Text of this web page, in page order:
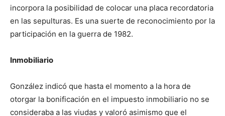
incorpora la posibilidad de colocar una placa recordatoria
en las sepulturas. Es una suerte de reconocimiento por la
participación en la guerra de 1982.
Inmobiliario
González indicó que hasta el momento a la hora de
otorgar la bonificación en el impuesto inmobiliario no se
consideraba a las viudas y valoró asimismo que el